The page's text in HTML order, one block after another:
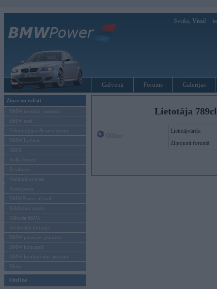
Sveiks, Viesi!
Galvenā Forums Galerijas
Ziņas un raksti
BMW modeļu jaunumi
BMW testi
Tehnoloģijas & sasniegumi
BMW Latvijā
MINI
Rolls-Royce
Pasākumi
Vadāmības tests
Autosports
BMWPower aktuāli
Reklāmas raksti
Mēneša BMW
Sērijveida tūnings
BMW pasaules jaunumi
BMW koncepti
BMW konkurentu jaunumi
Moto
Online
Lietotāja
Lietotājvārds:
Ziņojumi forumā: